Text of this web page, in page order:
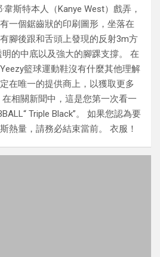
韋斯特本人（Kanye West）戲弄，
一個鋸齒狀的印刷圖形，坐落在
腳後跟和舌頭上發現的反射3m方
的中底以及強大的腳踝支撐。 在
籃球運動鞋沒有什麼其他理解
在唯一的提供商上，以獲取更多
相關新聞中，這是您第一次看一
Triple Black”。 如果您認為要
熱量，請務必結束當前。 衣服！